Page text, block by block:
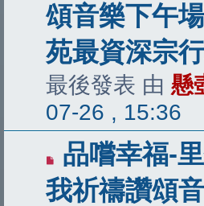
頌音樂下午
苑最資深宗
最後發表 由 懸
07-26 , 15:36
品嚐幸福-
我祈禱讚頌